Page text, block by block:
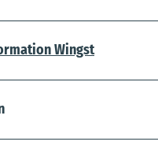
Wingst